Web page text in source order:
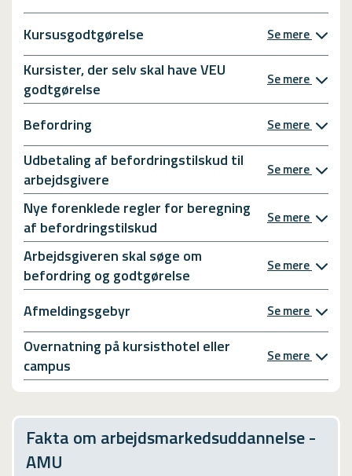
Kursusgodtgørelse Se mere
Kursister, der selv skal have VEU
godtgørelse
Se mere
Befordring Se mere
Udbetaling af befordringstilskud til
arbejdsgivere
Se mere
Nye forenklede regler for beregning
af befordringstilskud
Se mere
Arbejdsgiveren skal søge om
befordring og godtgørelse
Se mere
Afmeldingsgebyr Se mere
Overnatning på kursisthotel eller
campus
Se mere
Fakta om arbejdsmarkedsuddannelse -
AMU